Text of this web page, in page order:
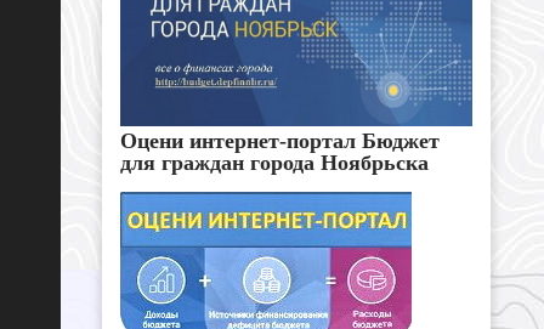
Оцени интернет-портал Бюджет
для граждан города Ноябрьска